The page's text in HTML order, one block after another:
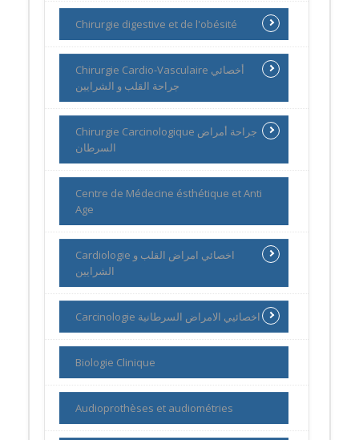
Chirurgie digestive et de l'obésité
Chirurgie Cardio-Vasculaire أخصائي
جراحة القلب و الشرايين
Chirurgie Carcinologique جراحة أمراض
السرطان
Centre de Médecine ésthétique et Anti
Age
Cardiologie اخصائي امراض القلب و
الشرايين
Carcinologie اخصائيي الامراض السرطانية
Biologie Clinique
Audioprothèses et audiométries